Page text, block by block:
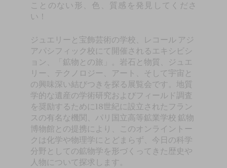
ことのない形、色、質感を発見してくださ
い！
ジュエリーと宝飾芸術の学校、レコール アジ
アパシフィック校にて開催されるエキシビシ
ョン、「鉱物との旅」。岩石と物質、ジュエ
リー、テクノロジー、アート、そして宇宙と
の興味深い結びつきを探る展覧会です。地質
学的な遺産の学術研究およびフィールド調査
を奨励するために18世紀に設立されたフラン
スの有名な機関、パリ国立高等鉱業学校 鉱物
博物館との提携により、このオンライントー
クは化学や物理学にとどまらず、今日の科学
分野としての鉱物学を形づくってきた歴史や
人物について探求します。